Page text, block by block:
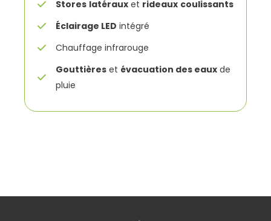
Stores latéraux et rideaux coulissants
Éclairage LED intégré
Chauffage infrarouge
Gouttières et évacuation des eaux de
pluie